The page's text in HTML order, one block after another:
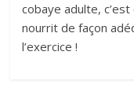
cobaye adulte,
nourrit de façon
l’exercice !